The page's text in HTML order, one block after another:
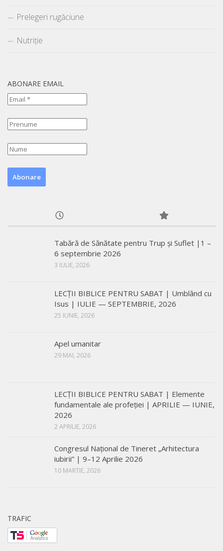
Prelegeri rugăciune
Nutriție
ABONARE EMAIL
Tabără de Sănătate pentru Trup și Suflet |1 –
6 septembrie 2026
3 IULIE, 2026
LECŢII BIBLICE PENTRU SABAT | Umblând cu
Isus | IULIE — SEPTEMBRIE, 2026
25 IUNIE, 2026
Apel umanitar
29 MAI, 2026
LECŢII BIBLICE PENTRU SABAT | Elemente
fundamentale ale profeției | APRILIE — IUNIE,
2026
2 APRILIE, 2026
Congresul Național de Tineret „Arhitectura
iubirii” | 9–12 Aprilie 2026
10 MARTIE, 2026
TRAFIC